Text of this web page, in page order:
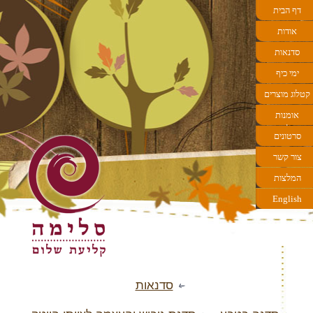
דף הבית
אודות
סדנאות
ימי כיף
קטלוג מוצרים
אומנות
הקליעה
סרטונים
צור קשר
המלצות
English
סדנאות